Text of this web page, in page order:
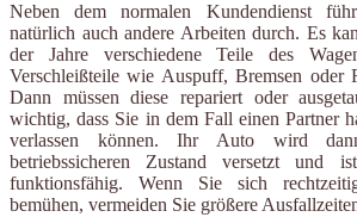
Neben dem normalen Kundendienst
natürlich auch andere Arbeiten durch. Es
der Jahre verschiedene Teile des
Verschleißteile wie Auspuff, Bremsen oder
Dann müssen diese repariert oder
wichtig, dass Sie in dem Fall einen Partner
verlassen können. Ihr Auto wird
betriebssicheren Zustand versetzt und
funktionsfähig. Wenn Sie sich
bemühen, vermeiden Sie größere